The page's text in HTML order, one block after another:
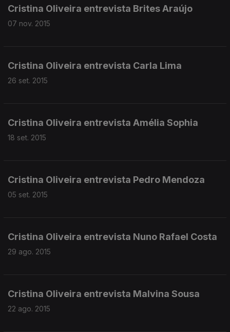
Cristina Oliveira entrevista Brites Araújo
07 nov. 2015
Cristina Oliveira entrevista Carla Lima
26 set. 2015
Cristina Oliveira entrevista Amélia Sophia
18 set. 2015
Cristina Oliveira entrevista Pedro Mendoza
05 set. 2015
Cristina Oliveira entrevista Nuno Rafael Costa
29 ago. 2015
Cristina Oliveira entrevista Malvina Sousa
22 ago. 2015